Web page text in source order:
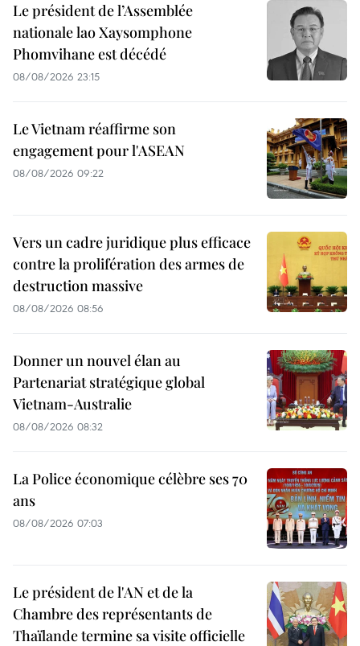
Le président de l’Assemblée
nationale lao Xaysomphone
Phomvihane est décédé
08/08/2026 23:15
Le Vietnam réaffirme son
engagement pour l'ASEAN
08/08/2026 09:22
Vers un cadre juridique plus efficace
contre la prolifération des armes de
destruction massive
08/08/2026 08:56
Donner un nouvel élan au
Partenariat stratégique global
Vietnam-Australie
08/08/2026 08:32
La Police économique célèbre ses 70
ans
08/08/2026 07:03
Le président de l'AN et de la
Chambre des représentants de
Thaïlande termine sa visite officielle